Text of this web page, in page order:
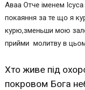
Аваа Отче іменем
покаяння за те що я
курю,зменьши мою
прийми молитву в
Хто живе під
покровом Бога